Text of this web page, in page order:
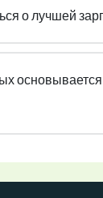
о лучшей
основывается